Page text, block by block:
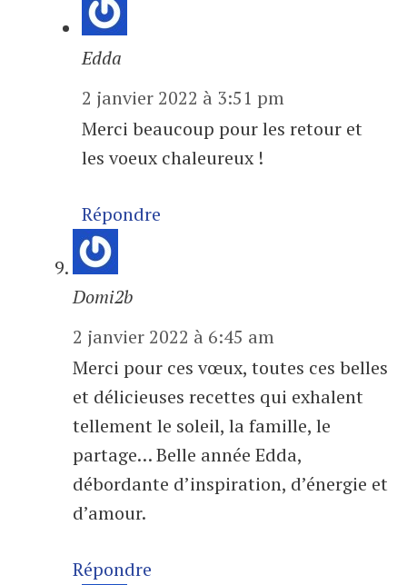
Edda
2 janvier 2022 à 3:51 pm
Merci beaucoup pour les retour et
les voeux chaleureux !
Répondre
Domi2b
2 janvier 2022 à 6:45 am
Merci pour ces vœux, toutes ces belles
et délicieuses recettes qui exhalent
tellement le soleil, la famille, le
partage… Belle année Edda,
débordante d’inspiration, d’énergie et
d’amour.
Répondre